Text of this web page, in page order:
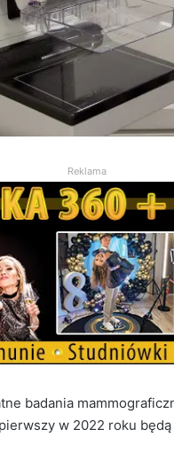
Reklama
badania
w 2022 roku